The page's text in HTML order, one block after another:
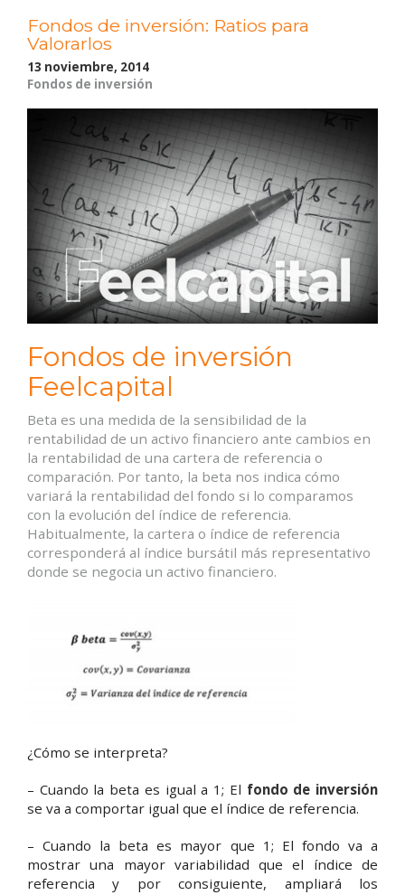
Fondos de inversión: Ratios para
Valorarlos
13 noviembre, 2014
Fondos de inversión
Fondos de inversión
Feelcapital
Beta es una medida de la sensibilidad de la
rentabilidad de un activo financiero ante cambios en
la rentabilidad de una cartera de referencia o
comparación. Por tanto, la beta nos indica cómo
variará la rentabilidad del fondo si lo comparamos
con la evolución del índice de referencia.
Habitualmente, la cartera o índice de referencia
corresponderá al índice bursátil más representativo
donde se negocia un activo financiero.
¿Cómo se interpreta?
– Cuando la beta es igual a 1; El fondo de inversión
se va a comportar igual que el índice de referencia.
– Cuando la beta es mayor que 1; El fondo va a
mostrar una mayor variabilidad que el índice de
referencia y por consiguiente, ampliará los